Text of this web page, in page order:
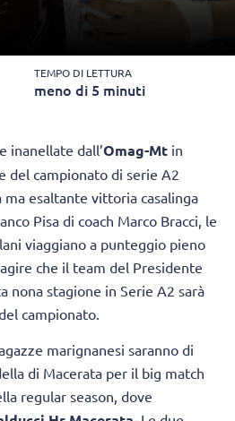
TEMPO DI LETTURA
meno di 5 minuti
inanellate dall’Omag-Mt in
del campionato di serie A2
esaltante vittoria casalinga
Pisa di coach Marco Bracci, le
viaggiano a punteggio pieno
che il team del Presidente
nona stagione in Serie A2 sarà
campionato.
marignanesi saranno di
di Macerata per il big match
regular season, dove